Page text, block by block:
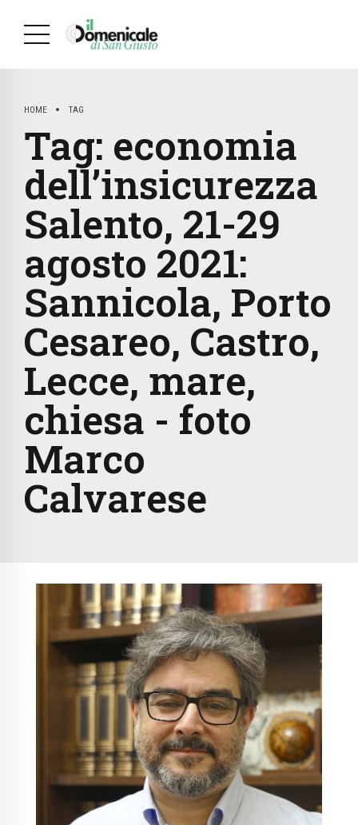
HOME TAG
Tag: economia
dell’insicurezza
Salento, 21-29
agosto 2021:
Sannicola, Porto
Cesareo, Castro,
Lecce, mare,
chiesa - foto
Marco
Calvarese